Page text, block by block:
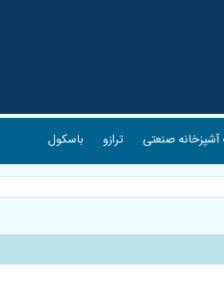
آشپزخانه صنعتی ترازو باسکول